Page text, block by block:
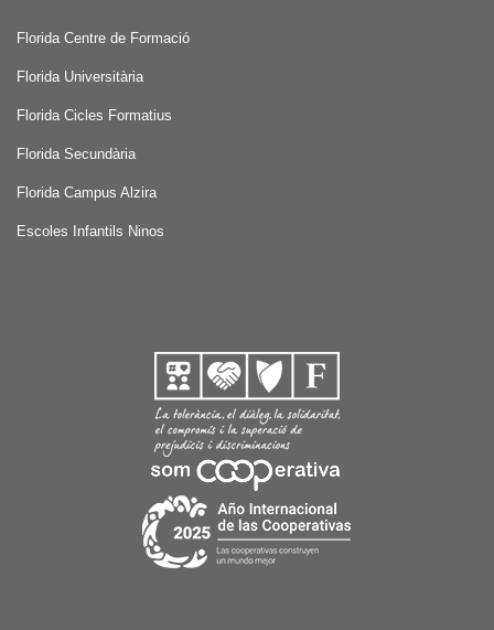
Florida Centre de Formació
Florida Universitària
Florida Cicles Formatius
Florida Secundària
Florida Campus Alzira
Escoles Infantils Ninos